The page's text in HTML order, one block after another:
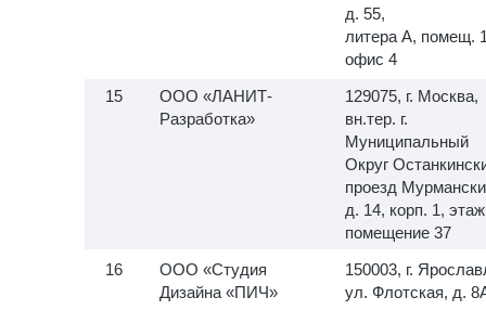
д. 55,
литера А, помещ.
офис 4
ООО «ЛАНИТ-
Разработка»
129075, г. Москва,
вн.тер. г.
Муниципальный
Округ
проезд
д. 14, корп. 1,
помещение 37
ООО «Студия
Дизайна «ПИЧ»
150003, г.
ул. Флотская, д.